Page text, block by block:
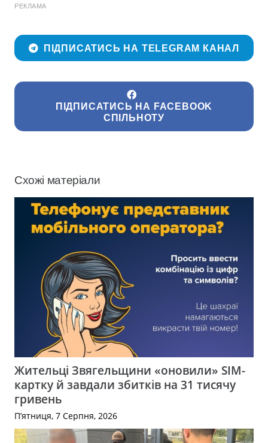
РЕКЛАМА
ПІДПИСАТИСЬ НА TELEGRAM КАНАЛ
ПІДПИСАТИСЬ НА FACEBOOK
СПІЛЬНОТУ
Схожі матеріали
Жительці Звягельщини «оновили» SIM-
картку й завдали збитків на 31 тисячу
гривень
П’ятниця, 7 Серпня, 2026